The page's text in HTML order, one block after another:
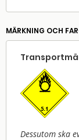
MÄRKNING OCH
Dessutom ska